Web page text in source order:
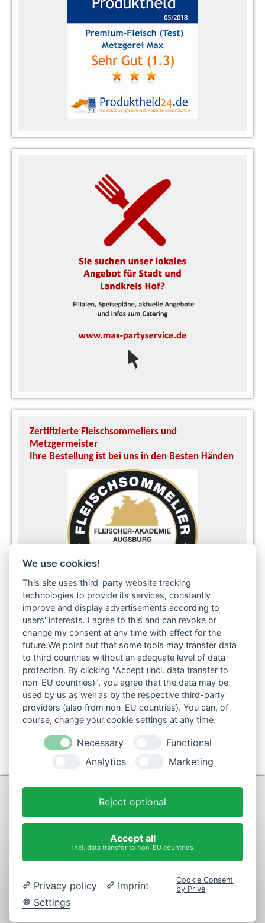
We use cookies!
This site uses third-party website tracking
technologies to provide its services, constantly
improve and display advertisements according to
users' interests. I agree to this and can revoke or
change my consent at any time with effect for the
future.We point out that some tools may transfer data
to third countries without an adequate level of data
protection. By clicking "Accept (incl. data transfer to
non-EU countries)", you agree that the data may be
used by us as well as by the respective third-party
providers (also from non-EU countries). You can, of
course, change your cookie settings at any time.
Necessary
Functional
Analytics
Marketing
Reject optional
Accept all
incl. data transfer to non-EU countries
Privacy policy
Imprint
Settings
Cookie Consent
by Prive
Zertifizierte Fleischsommeliers und
Metzgermeister
Ihre Bestellung ist bei uns in den Besten Händen
Folgen Sie uns auch in den sozialen Netzwerken:
+49 (0)9281-70900
post@max-wurst.de
© 2026 by M. Max Fleischerfachgeschäft GmbH. Alle Rechte